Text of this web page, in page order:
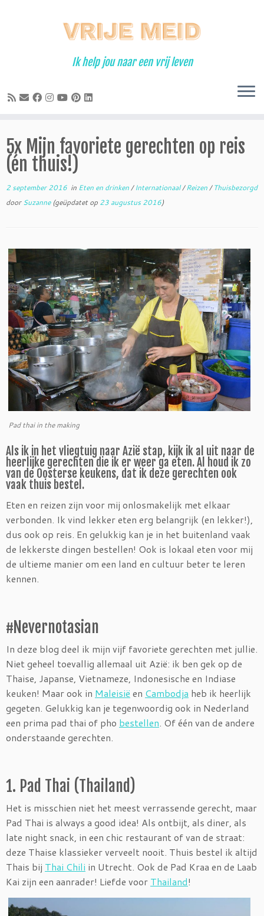
Ik help jou naar een vrij leven
5x Mijn favoriete gerechten op reis
(én thuis!)
2 september 2016 in Eten en drinken/Internationaal/Reizen/Thuisbezorgd
doorSuzanne(geüpdatet op 23 augustus 2016)
Pad thai in the making
Als ik in het vliegtuig naar Azië stap, kijk ik al uit naar de
heerlijke gerechten die ik er weer ga eten. Al houd ik zo
van de Oosterse keukens, dat ik deze gerechten ook
vaak thuis bestel.
Eten en reizen zijn voor mij onlosmakelijk met elkaar
verbonden. Ik vind lekker eten erg belangrijk (en lekker!),
dus ook op reis. En gelukkig kan je in het buitenland vaak
de lekkerste dingen bestellen! Ook is lokaal eten voor mij
de ultieme manier om een land en cultuur beter te leren
kennen.
#Nevernotasian
In deze blog deel ik mijn vijf favoriete gerechten met jullie.
Niet geheel toevallig allemaal uit Azië: ik ben gek op de
Thaise, Japanse, Vietnameze, Indonesische en Indiase
keuken! Maar ook in Maleisië en Cambodja heb ik heerlijk
gegeten. Gelukkig kan je tegenwoordig ook in Nederland
een prima pad thai of pho bestellen. Of één van de andere
onderstaande gerechten.
1. Pad Thai (Thailand)
Het is misschien niet het meest verrassende gerecht, maar
Pad Thai is always a good idea! Als ontbijt, als diner, als
late night snack, in een chic restaurant of van de straat:
deze Thaise klassieker verveelt nooit. Thuis bestel ik altijd
Thais bij Thai Chili in Utrecht. Ook de Pad Kraa en de Laab
Kai zijn een aanrader! Liefde voor Thailand!